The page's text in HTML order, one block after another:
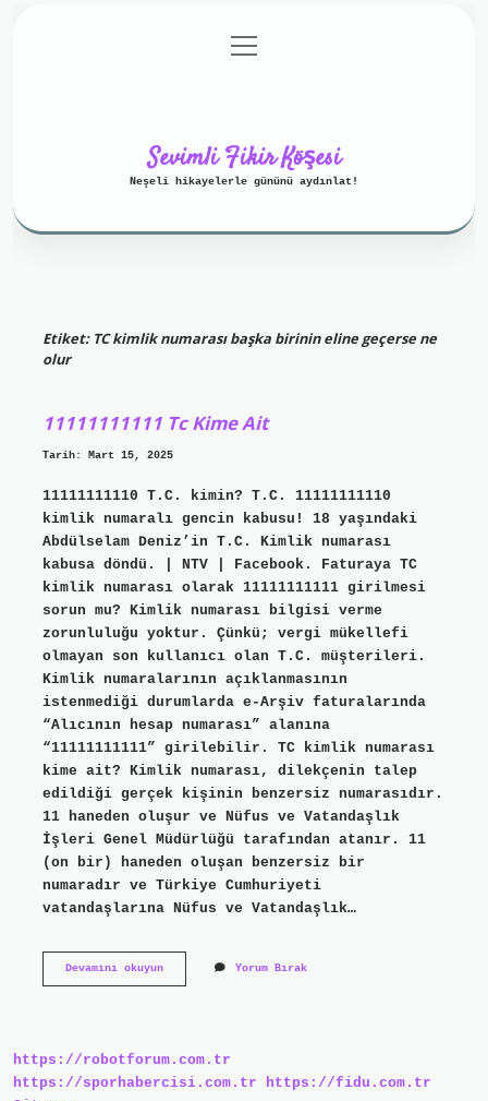
Gizlilik Politikası
menüyü
aç
Sevimli Fikir Köşesi
Neşeli hikayelerle gününü aydınlat!
Etiket: TC kimlik numarası başka birinin eline geçerse ne
olur
11111111111 Tc Kime Ait
Tarih: Mart 15, 2025
11111111110 T.C. kimin? T.C. 11111111110
kimlik numaralı gencin kabusu! 18 yaşındaki
Abdülselam Deniz’in T.C. Kimlik numarası
kabusa döndü. | NTV | Facebook. Faturaya TC
kimlik numarası olarak 11111111111 girilmesi
sorun mu? Kimlik numarası bilgisi verme
zorunluluğu yoktur. Çünkü; vergi mükellefi
olmayan son kullanıcı olan T.C. müşterileri.
Kimlik numaralarının açıklanmasının
istenmediği durumlarda e-Arşiv faturalarında
“Alıcının hesap numarası” alanına
“11111111111” girilebilir. TC kimlik numarası
kime ait? Kimlik numarası, dilekçenin talep
edildiği gerçek kişinin benzersiz numarasıdır.
11 haneden oluşur ve Nüfus ve Vatandaşlık
İşleri Genel Müdürlüğü tarafından atanır. 11
(on bir) haneden oluşan benzersiz bir
numaradır ve Türkiye Cumhuriyeti
vatandaşlarına Nüfus ve Vatandaşlık…
Devamını okuyun11111111111
Yorum Bırak
https://robotforum.com.tr
https://sporhabercisi.com.tr
https://fidu.com.tr